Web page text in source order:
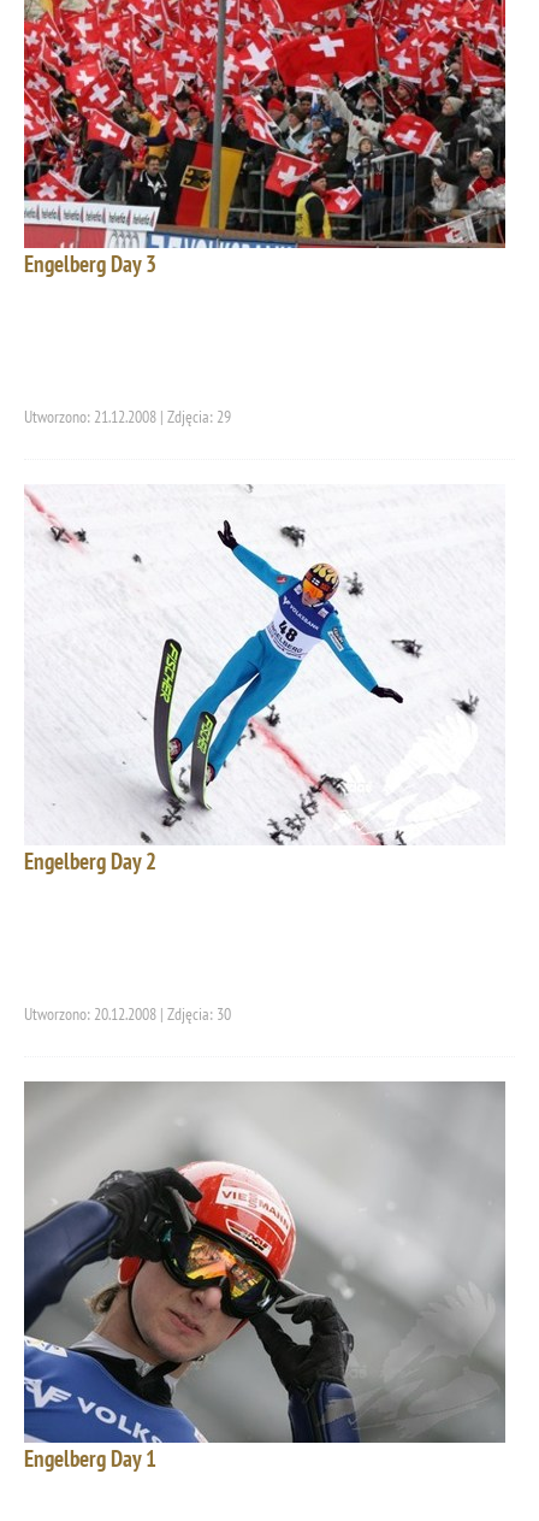
Engelberg Day 3
Utworzono: 21.12.2008 | Zdjęcia: 29
Engelberg Day 2
Utworzono: 20.12.2008 | Zdjęcia: 30
Engelberg Day 1